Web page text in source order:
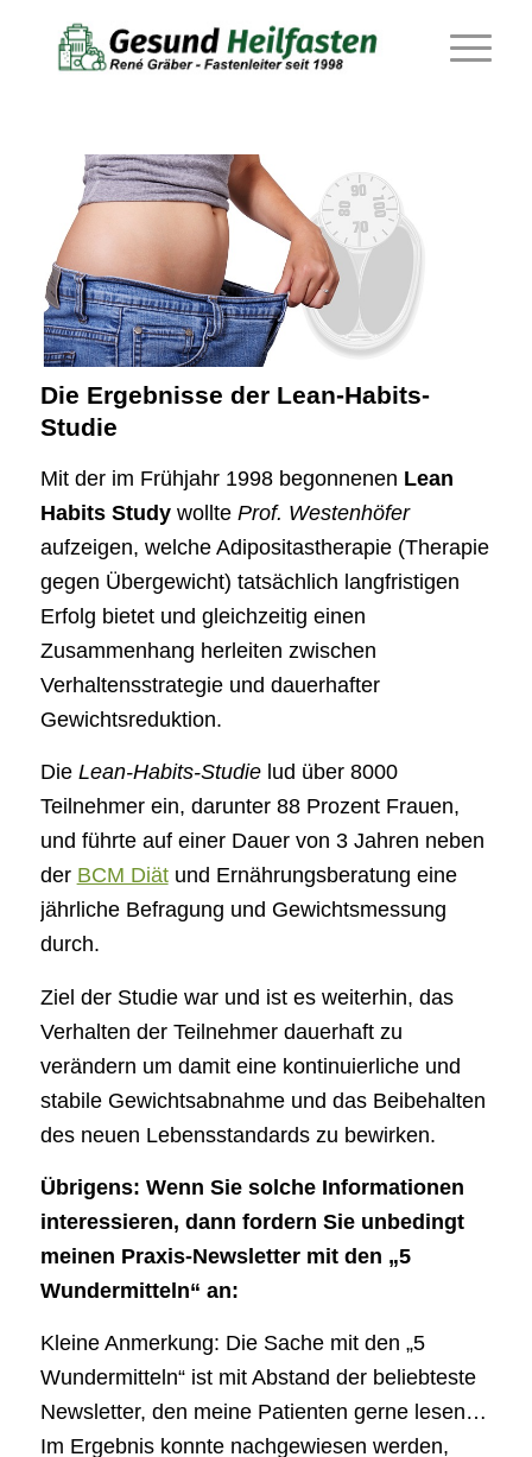
Die Ergebnisse der Lean-Habits-
Studie
Mit der im Frühjahr 1998 begonnenen Lean
Habits Study wollte Prof. Westenhöfer
aufzeigen, welche Adipositastherapie (Therapie
gegen Übergewicht) tatsächlich langfristigen
Erfolg bietet und gleichzeitig einen
Zusammenhang herleiten zwischen
Verhaltensstrategie und dauerhafter
Gewichtsreduktion.
Die Lean-Habits-Studie lud über 8000
Teilnehmer ein, darunter 88 Prozent Frauen,
und führte auf einer Dauer von 3 Jahren neben
der BCM Diätund Ernährungsberatung eine
jährliche Befragung und Gewichtsmessung
durch.
Ziel der Studie war und ist es weiterhin, das
Verhalten der Teilnehmer dauerhaft zu
verändern um damit eine kontinuierliche und
stabile Gewichtsabnahme und das Beibehalten
des neuen Lebensstandards zu bewirken.
Übrigens: Wenn Sie solche Informationen
interessieren, dann fordern Sie unbedingt
meinen Praxis-Newsletter mit den „5
Wundermitteln“ an:
Kleine Anmerkung: Die Sache mit den „5
Wundermitteln“ ist mit Abstand der beliebteste
Newsletter, den meine Patienten gerne lesen…
Im Ergebnis konnte nachgewiesen werden,